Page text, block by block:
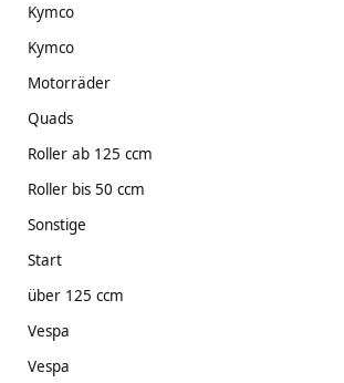
Kymco
Kymco
Motorräder
Quads
Roller ab 125 ccm
Roller bis 50 ccm
Sonstige
Start
über 125 ccm
Vespa
Vespa